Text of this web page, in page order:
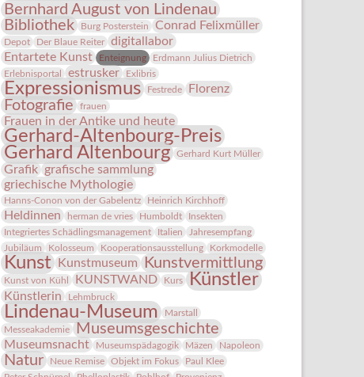
Bernhard August von Lindenau
Bibliothek
Burg Posterstein Conrad Felixmüller
Depot Der Blaue Reiter
digitallabor
Entartete Kunst
Enteignung
Erdmann Julius Dietrich
Erlebnisportal
estrusker Exlibris
Expressionismus Festrede Florenz
Fotografie frauen
Frauen in der Antike und heute
Gerhard-Altenbourg-Preis
Gerhard Altenbourg
Gerhard Kurt Müller
Grafik grafische sammlung
griechische Mythologie
Hanns-Conon von der Gabelentz Heinrich Kirchhoff
Heldinnen herman de vries Humboldt
Insekten
Integriertes Schädlingsmanagement
Italien
Jahresempfang
Jubiläum
Kolosseum Kooperationsausstellung Korkmodelle
Kunst Kunstmuseum Kunstvermittlung
Kunst von Kühl KUNSTWAND Kurs Künstler
Künstlerin Lehmbruck
Lindenau-Museum
Marstall
Messeakademie
Museumsgeschichte
Museumsnacht Museumspädagogik Mäzen Napoleon
Natur Neue Remise Objekt im Fokus
Paul Klee